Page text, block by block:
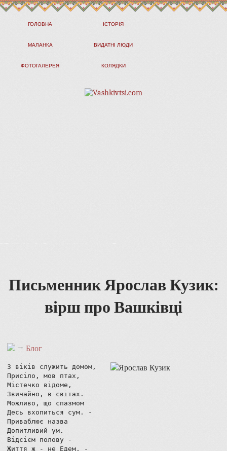
ГОЛОВНА ІСТОРІЯ
МАЛАНКА ВИДАТНІ ЛЮДИ
ФОТОГАЛЕРЕЯ КОЛЯДКИ
Письменник Ярослав Кузик:
вірш про Вашківці
→ Блог
З віків служить домом,
Присіло, мов птах,
Містечко відоме,
Звичайно, в світах.
Можливо, що спазмом
Десь вхопиться сум. -
Приваблює назва
Допитливий ум.
Відсієм полову -
Життя ж - не Едем, -